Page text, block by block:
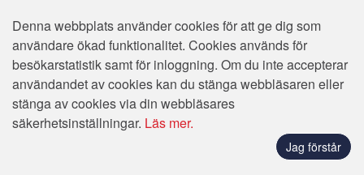
Denna webbplats använder cookies för att ge dig som
användare ökad funktionalitet. Cookies används för
besökarstatistik samt för inloggning. Om du inte accepterar
användandet av cookies kan du stänga webbläsaren eller
stänga av cookies via din webbläsares
säkerhetsinställningar. Läs mer.
Jag förstår